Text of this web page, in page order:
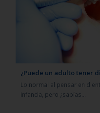
¿Puede un adulto tener
Lo normal al pensar en
infancia, pero ¿sabías…